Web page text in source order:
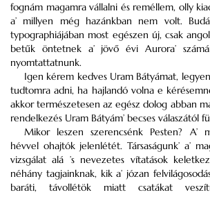
fognám magamra vállalni és reméllem, olly
a’ millyen még hazánkban nem volt.
typographiájában most egészen új, csak
betűk öntetnek a’ jövő évi Aurora’
nyomtattatnunk.
Igen kérem kedves Uram Bátyámat,
tudtomra adni, ha hajlandó volna e
akkor természetesen az egész dolog abban
rendelkezés Uram Bátyám’ becses válaszától
Mikor leszen szerencsénk Pesten? A’
hévvel ohajtók jelenlétét. Társaságunk’ a’
vizsgálat alá ’s nevezetes vítatások
néhány tagjainknak, kik a’ józan
baráti, távollétök miatt csatákat